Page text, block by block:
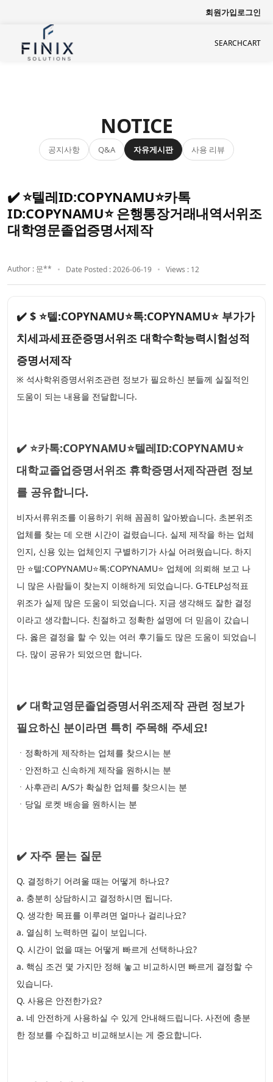
회원가입로그인
SEARCHCART
NOTICE
공지사항 Q&A 자유게시판 사용 리뷰
✔️ ⭐텔레ID:COPYNAMU⭐카톡
ID:COPYNAMU⭐ 은행통장거래내역서위조
대학영문졸업증명서제작
Author : 문** Date Posted : 2026-06-19 Views : 12
✔️ $ ⭐텔:COPYNAMU⭐톡:COPYNAMU⭐ 부가가
치세과세표준증명서위조 대학수학능력시험성적
증명서제작
※ 석사학위증명서위조관련 정보가 필요하신 분들께 실질적인
도움이 되는 내용을 전달합니다.
✔️ ⭐카톡:COPYNAMU⭐텔레ID:COPYNAMU⭐
대학교졸업증명서위조 휴학증명서제작관련 정보
를 공유합니다.
비자서류위조를 이용하기 위해 꼼꼼히 알아봤습니다. 초본위조
업체를 찾는 데 오랜 시간이 걸렸습니다. 실제 제작을 하는 업체
인지, 신용 있는 업체인지 구별하기가 사실 어려웠습니다. 하지
만 ⭐텔:COPYNAMU⭐톡:COPYNAMU⭐ 업체에 의뢰해 보고 나
니 많은 사람들이 찾는지 이해하게 되었습니다. G-TELP성적표
위조가 실제 많은 도움이 되었습니다. 지금 생각해도 잘한 결정
이라고 생각합니다. 친절하고 정확한 설명에 더 믿음이 갔습니
다. 옳은 결정을 할 수 있는 여러 후기들도 많은 도움이 되었습니
다. 많이 공유가 되었으면 합니다.
✔️ 대학교영문졸업증명서위조제작 관련 정보가
필요하신 분이라면 특히 주목해 주세요!
ㆍ정확하게 제작하는 업체를 찾으시는 분
ㆍ안전하고 신속하게 제작을 원하시는 분
ㆍ사후관리 A/S가 확실한 업체를 찾으시는 분
ㆍ당일 로켓 배송을 원하시는 분
✔️ 자주 묻는 질문
Q. 결정하기 어려울 때는 어떻게 하나요?
a. 충분히 상담하시고 결정하시면 됩니다.
Q. 생각한 목표를 이루려면 얼마나 걸리나요?
a. 열심히 노력하면 길이 보입니다.
Q. 시간이 없을 때는 어떻게 빠르게 선택하나요?
a. 핵심 조건 몇 가지만 정해 놓고 비교하시면 빠르게 결정할 수
있습니다.
Q. 사용은 안전한가요?
a. 네 안전하게 사용하실 수 있게 안내해드립니다. 사전에 충분
한 정보를 수집하고 비교해보시는 게 중요합니다.